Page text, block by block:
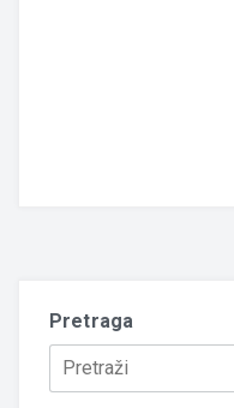
Pretraga